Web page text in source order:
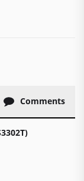
Comments